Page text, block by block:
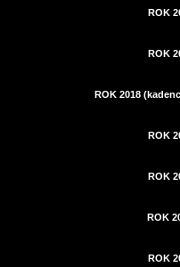
ROK
ROK
ROK 2018
ROK
ROK
ROK
ROK